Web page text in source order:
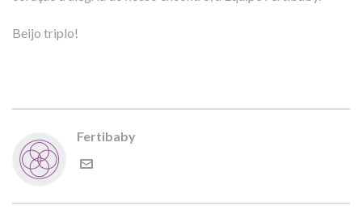
Beijo triplo!
Fertibaby